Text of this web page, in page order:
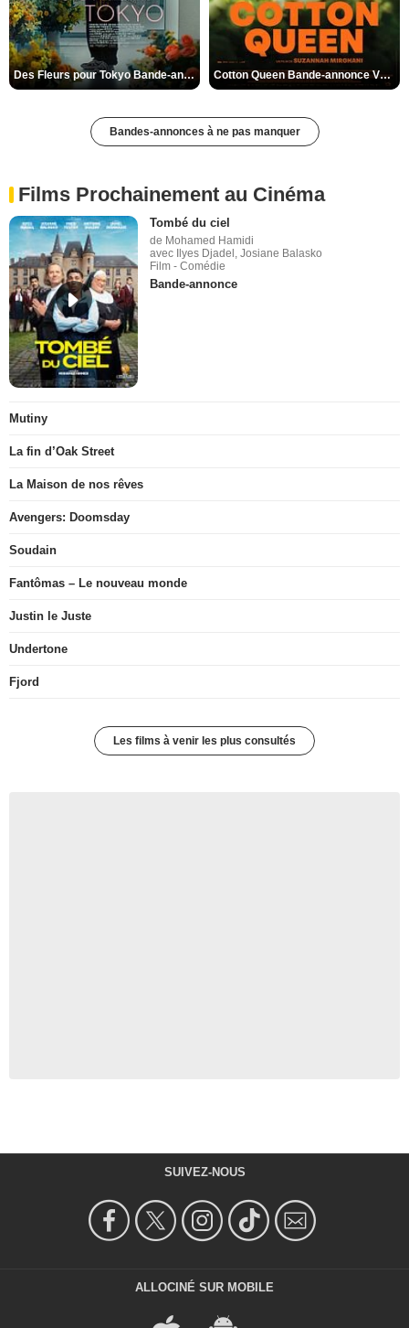
Des Fleurs pour Tokyo Bande-annonce VO STFR Cotton Queen Bande-annonce VO STFR
Bandes-annonces à ne pas manquer
Films Prochainement au Cinéma
Tombé du ciel
de Mohamed Hamidi
avec Ilyes Djadel, Josiane Balasko
Film - Comédie
Bande-annonce
Mutiny
La fin d’Oak Street
La Maison de nos rêves
Avengers: Doomsday
Soudain
Fantômas – Le nouveau monde
Justin le Juste
Undertone
Fjord
Les films à venir les plus consultés
SUIVEZ-NOUS
ALLOCINÉ SUR MOBILE